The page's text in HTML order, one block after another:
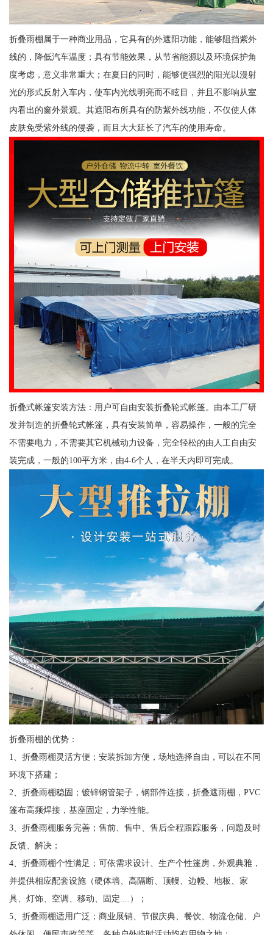
折叠雨棚属于一种商业用品，它具有的外遮阳功能，能够阻挡紫外
线的，降低汽车温度；具有节能效果，从节省能源以及环境保护角
度考虑，意义非常重大；在夏日的同时，能够使强烈的阳光以漫射
光的形式反射入车内，使车内光线明亮而不眩目，并且不影响从室
内看出的窗外景观。其遮阳布所具有的防紫外线功能，不仅使人体
皮肤免受紫外线的侵袭，而且大大延长了汽车的使用寿命。
折叠式帐篷安装方法：用户可自由安装折叠轮式帐篷。由本工厂研
发并制造的折叠轮式帐篷，具有安装简单，容易操作，一般的完全
不需要电力，不需要其它机械动力设备，完全轻松的由人工自由安
装完成，一般的100平方米，由4-6个人，在半天内即可完成。
折叠雨棚的优势：
1、折叠雨棚灵活方便；安装拆卸方便，场地选择自由，可以在不同
环境下搭建；
2、折叠雨棚稳固；镀锌钢管架子，钢部件连接，折叠遮雨棚，PVC
篷布高频焊接，基座固定，力学性能。
3、折叠雨棚服务完善；售前、售中、售后全程跟踪服务，问题及时
反馈、解决；
4、折叠雨棚个性满足；可依需求设计、生产个性篷房，外观典雅，
并提供相应配套设施（硬体墙、高隔断、顶幔、边幔、地板、家
具、灯饰、空调、移动、固定....）；
5、折叠雨棚适用广泛；商业展销、节假庆典、餐饮、物流仓储、户